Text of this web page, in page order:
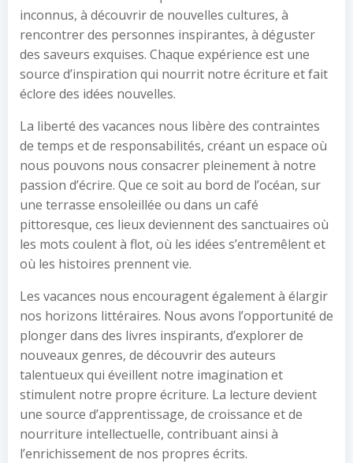
inconnus, à découvrir de nouvelles cultures, à
rencontrer des personnes inspirantes, à déguster
des saveurs exquises. Chaque expérience est une
source d’inspiration qui nourrit notre écriture et fait
éclore des idées nouvelles.
La liberté des vacances nous libère des contraintes
de temps et de responsabilités, créant un espace où
nous pouvons nous consacrer pleinement à notre
passion d’écrire. Que ce soit au bord de l’océan, sur
une terrasse ensoleillée ou dans un café
pittoresque, ces lieux deviennent des sanctuaires où
les mots coulent à flot, où les idées s’entremêlent et
où les histoires prennent vie.
Les vacances nous encouragent également à élargir
nos horizons littéraires. Nous avons l’opportunité de
plonger dans des livres inspirants, d’explorer de
nouveaux genres, de découvrir des auteurs
talentueux qui éveillent notre imagination et
stimulent notre propre écriture. La lecture devient
une source d’apprentissage, de croissance et de
nourriture intellectuelle, contribuant ainsi à
l’enrichissement de nos propres écrits.